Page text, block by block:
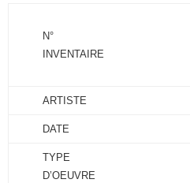
N°
INVENTAIRE
ARTISTE
DATE
TYPE
D’OEUVRE